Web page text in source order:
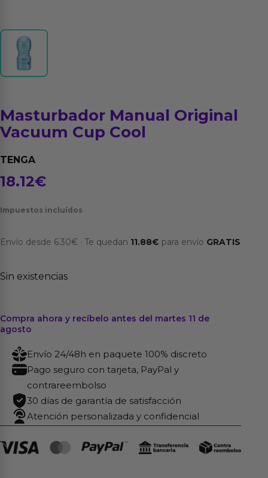
Masturbador Manual Original
Vacuum Cup Cool
TENGA
18.12€
Impuestos incluídos
Envío desde 6.30€ · Te quedan 11.88€ para envío GRATIS
Sin existencias
Compra ahora y recíbelo antes del martes 11 de
agosto
Envío 24/48h en paquete 100% discreto
Pago seguro con tarjeta, PayPal y
contrareembolso
30 días de garantía de satisfacción
Atención personalizada y confidencial